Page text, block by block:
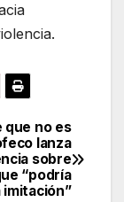
que no es
lanza
sobre
“podría
imitación”